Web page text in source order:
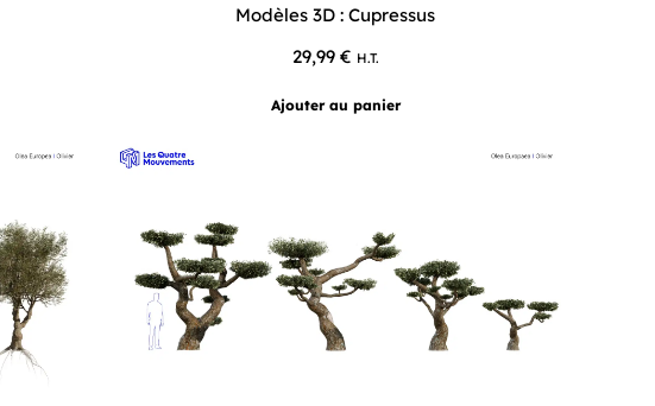
Modèles 3D : Cupressus
29,99 € H.T.
Ajouter au panier